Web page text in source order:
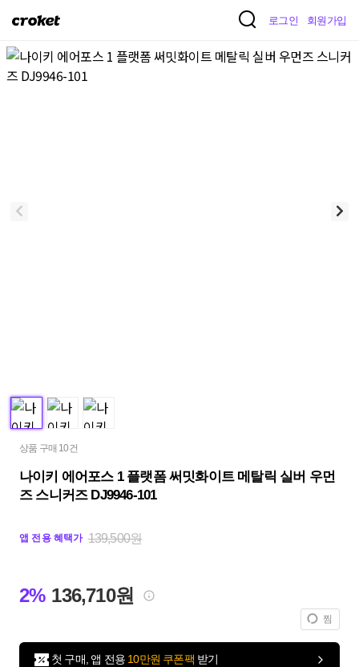
크
켓
로그인 회원가입
상품 구매 10건
나이키 에어포스 1 플랫폼 써밋화이트 메탈릭 실버 우먼
즈 스니커즈 DJ9946-101
앱 전용 혜택가 139,500원
2% 136,710원
찜
첫 구매, 앱 전용 10만원 쿠폰팩 받기